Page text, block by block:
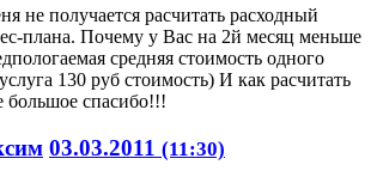
не получается расчитать расходный
плана. Почему у Вас на 2й месяц меньше
средняя стоимость одного
130 руб стоимость) И как расчитать
большое спасибо!!!
03.03.2011 (11:30)